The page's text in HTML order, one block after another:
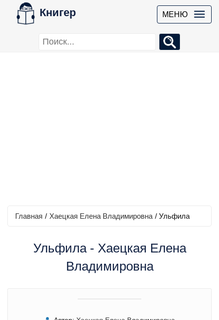
Книгер МЕНЮ
Главная / Хаецкая Елена Владимировна / Ульфила
Ульфила - Хаецкая Елена
Владимировна